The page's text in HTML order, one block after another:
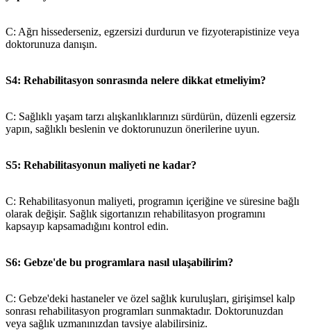
C: Ağrı hissederseniz, egzersizi durdurun ve fizyoterapistinize veya
doktorunuza danışın.
S4: Rehabilitasyon sonrasında nelere dikkat etmeliyim?
C: Sağlıklı yaşam tarzı alışkanlıklarınızı sürdürün, düzenli egzersiz
yapın, sağlıklı beslenin ve doktorunuzun önerilerine uyun.
S5: Rehabilitasyonun maliyeti ne kadar?
C: Rehabilitasyonun maliyeti, programın içeriğine ve süresine bağlı
olarak değişir. Sağlık sigortanızın rehabilitasyon programını
kapsayıp kapsamadığını kontrol edin.
S6: Gebze'de bu programlara nasıl ulaşabilirim?
C: Gebze'deki hastaneler ve özel sağlık kuruluşları, girişimsel kalp
sonrası rehabilitasyon programları sunmaktadır. Doktorunuzdan
veya sağlık uzmanınızdan tavsiye alabilirsiniz.